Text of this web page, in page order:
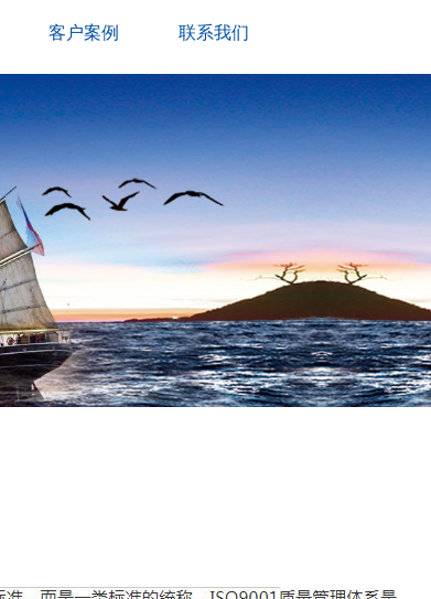
客户案例 联系我们